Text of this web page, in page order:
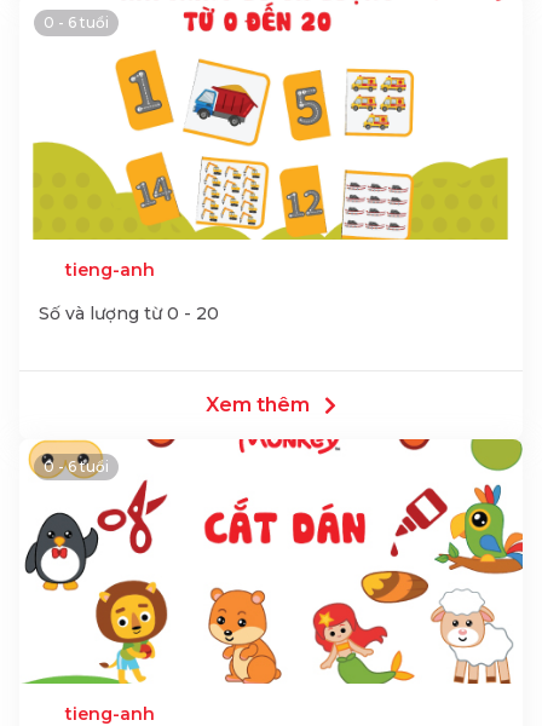
0 - 6 tuổi
tieng-anh
Số và lượng từ 0 - 20
Xem thêm
0 - 6 tuổi
tieng-anh